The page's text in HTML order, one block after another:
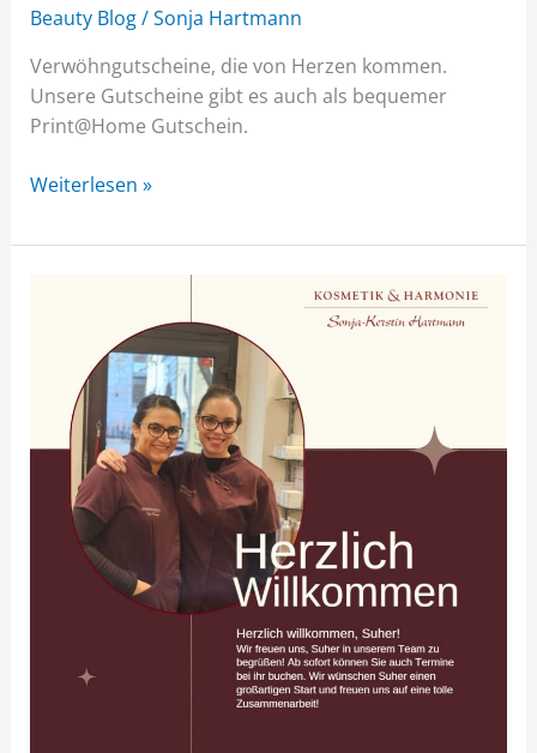
Beauty Blog/Sonja Hartmann
Verwöhngutscheine, die von Herzen kommen.
Unsere Gutscheine gibt es auch als bequemer
Print@Home Gutschein.
Weiterlesen »